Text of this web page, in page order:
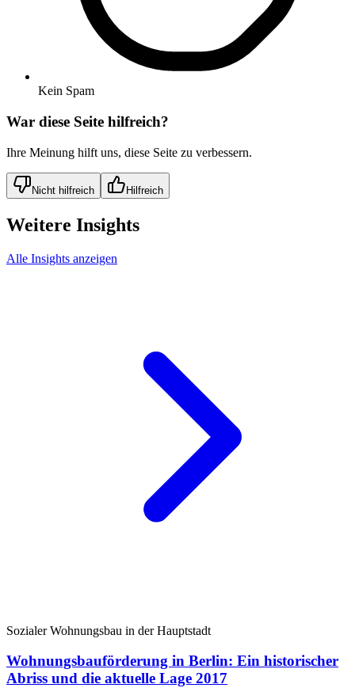
Kein Spam
War diese Seite hilfreich?
Ihre Meinung hilft uns, diese Seite zu verbessern.
Nicht hilfreich Hilfreich
Weitere Insights
Alle Insights anzeigen
Sozialer Wohnungsbau in der Hauptstadt
Wohnungsbauförderung in Berlin: Ein historischer
Abriss und die aktuelle Lage 2017